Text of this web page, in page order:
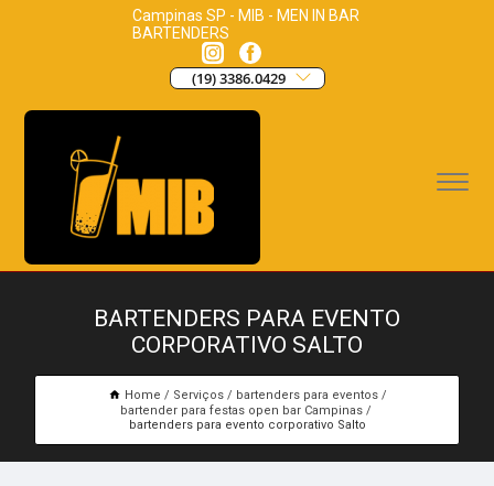
Campinas SP - MIB - MEN IN BAR
BARTENDERS
(19) 3386.0429
BARTENDERS PARA EVENTO
CORPORATIVO SALTO
Home Serviços
bartenders para eventos
bartender para festas open bar Campinas
bartenders para evento corporativo Salto